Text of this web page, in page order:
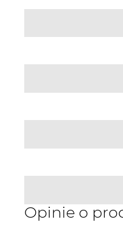
Opinie o